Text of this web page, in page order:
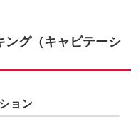
ング（キャビテーシ
ョン